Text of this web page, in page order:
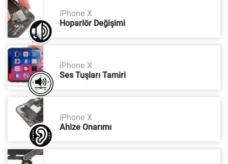
iPhone X
Hoparlör Değişimi
iPhone X
Ses Tuşları Tamiri
iPhone X
Ahize Onarımı